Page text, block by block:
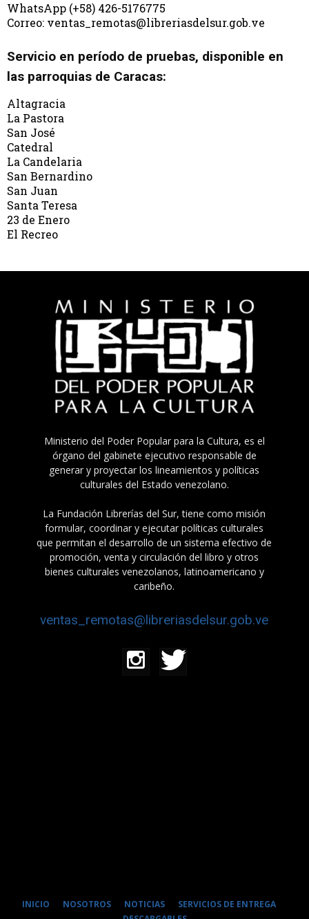
WhatsApp (+58) 426-5176775
Correo: ventas_remotas@libreriasdelsur.gob.ve
Servicio en período de pruebas, disponible en
las parroquias de Caracas:
Altagracia
La Pastora
San José
Catedral
La Candelaria
San Bernardino
San Juan
Santa Teresa
23 de Enero
El Recreo
Ministerio del Poder Popular para la Cultura, es el
órgano del gabinete ejecutivo responsable de
generar y proyectar los lineamientos y políticas
culturales del Estado venezolano.
La Fundación Librerías del Sur, tiene como misión
formular, coordinar y ejecutar políticas culturales
que permitan el desarrollo de un sistema efectivo de
promoción, venta y circulación del libro y otros
bienes culturales venezolanos, latinoamericano y
caribeño.
ventas_remotas@libreriasdelsur.gob.ve
INICIO NOSOTROS NOTICIAS
SERVICIOS DE ENTREGA